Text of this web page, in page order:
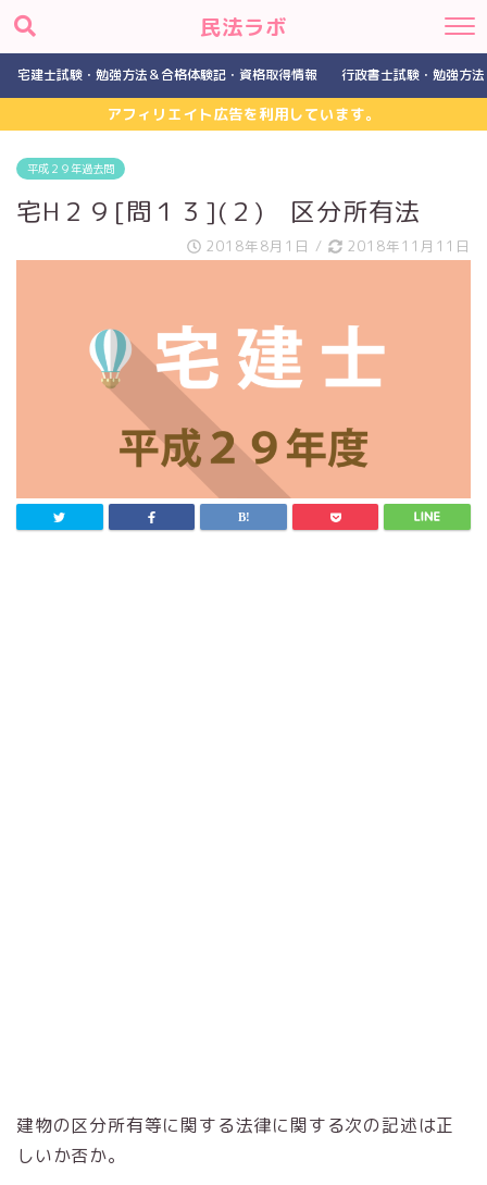
民法ラボ
宅建士試験・勉強方法＆合格体験記・資格取得情報 行政書士試験・勉強方
アフィリエイト広告を利用しています。
平成２９年過去問
宅H２９[問１３](２) 区分所有法
2018年8月1日 / 2018年11月11日
建物の区分所有等に関する法律に関する次の記述は正
しいか否か。